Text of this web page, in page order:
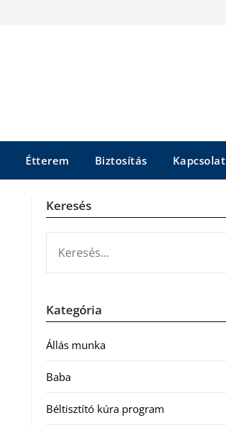
Étterem Biztosítás Kapcsolat
Keresés
Kategória
Állás munka
Baba
Béltisztító kúra program